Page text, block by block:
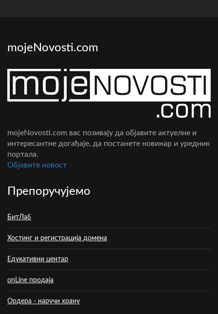
mojeNovosti.com
mojeNovosti.com вас позивају да објавите актуелне и
интересантне догађаје, да постанете новинар и уредник
портала.
Oбјавите новост
Препоручујемо
БитЛаб
Хостинг и регистрација домена
Едукативни центар
onLine продаја
Ордера - наручи храну